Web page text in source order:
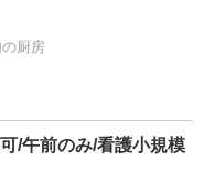
厨房
/午前のみ/看護小規模